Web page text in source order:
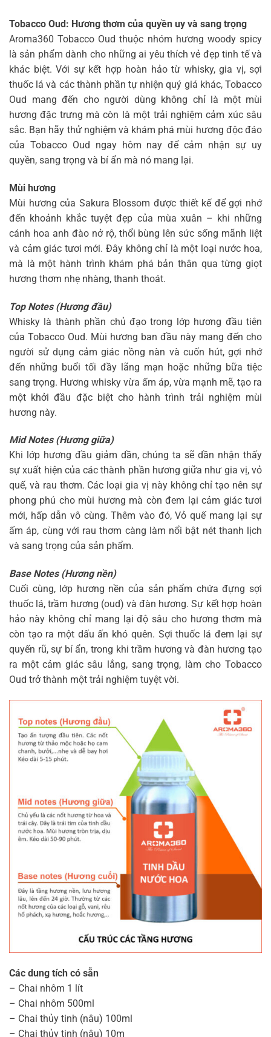
Tobacco Oud: Hương thơm của quyền uy và sang trọng
Aroma360 Tobacco Oud thuộc nhóm hương woody spicy
là sản phẩm dành cho những ai yêu thích vẻ đẹp tinh tế và
khác biệt. Với sự kết hợp hoàn hảo từ whisky, gia vị, sợi
thuốc lá và các thành phần tự nhiện quý giá khác, Tobacco
Oud mang đến cho người dùng không chỉ là một mùi
hương đặc trưng mà còn là một trải nghiệm cảm xúc sâu
sắc. Bạn hãy thử nghiệm và khám phá mùi hương độc đáo
của Tobacco Oud ngay hôm nay để cảm nhận sự uy
quyền, sang trọng và bí ẩn mà nó mang lại.
Mùi hương
Mùi hương của Sakura Blossom được thiết kế để gợi nhớ
đến khoảnh khắc tuyệt đẹp của mùa xuân – khi những
cánh hoa anh đào nở rộ, thổi bùng lên sức sống mãnh liệt
và cảm giác tươi mới. Đây không chỉ là một loại nước hoa,
mà là một hành trình khám phá bản thân qua từng giọt
hương thơm nhẹ nhàng, thanh thoát.
Top Notes (Hương đầu)
Whisky là thành phần chủ đạo trong lớp hương đầu tiên
của Tobacco Oud. Mùi hương ban đầu này mang đến cho
người sử dụng cảm giác nồng nàn và cuốn hút, gợi nhớ
đến những buổi tối đầy lãng mạn hoặc những bữa tiệc
sang trọng. Hương whisky vừa ấm áp, vừa mạnh mẽ, tạo ra
một khởi đầu đặc biệt cho hành trình trải nghiệm mùi
hương này.
Mid Notes (Hương giữa)
Khi lớp hương đầu giảm dần, chúng ta sẽ dần nhận thấy
sự xuất hiện của các thành phần hương giữa như gia vị, vỏ
quế, và rau thơm. Các loại gia vị này không chỉ tạo nên sự
phong phú cho mùi hương mà còn đem lại cảm giác tươi
mới, hấp dẫn vô cùng. Thêm vào đó, Vỏ quế mang lại sự
ấm áp, cùng với rau thơm càng làm nổi bật nét thanh lịch
và sang trọng của sản phẩm.
Base Notes (Hương nền)
Cuối cùng, lớp hương nền của sản phẩm chứa đựng sợi
thuốc lá, trầm hương (oud) và đàn hương. Sự kết hợp hoàn
hảo này không chỉ mang lại độ sâu cho hương thơm mà
còn tạo ra một dấu ấn khó quên. Sợi thuốc lá đem lại sự
quyến rũ, sự bí ẩn, trong khi trầm hương và đàn hương tạo
ra một cảm giác sâu lắng, sang trọng, làm cho Tobacco
Oud trở thành một trải nghiệm tuyệt vời.
Các dung tích có sẵn
– Chai nhôm 1 lít
– Chai nhôm 500ml
– Chai thủy tinh (nâu) 100ml
– Chai thủy tinh (nâu) 10m